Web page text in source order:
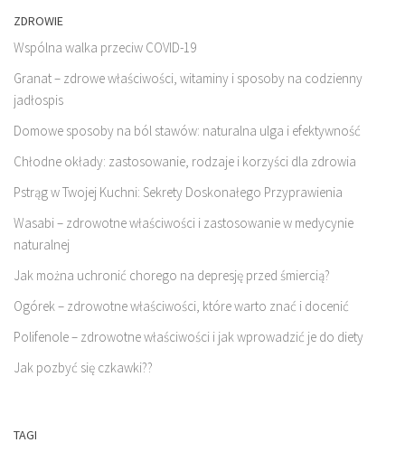
ZDROWIE
Wspólna walka przeciw COVID-19
Granat – zdrowe właściwości, witaminy i sposoby na codzienny
jadłospis
Domowe sposoby na ból stawów: naturalna ulga i efektywność
Chłodne okłady: zastosowanie, rodzaje i korzyści dla zdrowia
Pstrąg w Twojej Kuchni: Sekrety Doskonałego Przyprawienia
Wasabi – zdrowotne właściwości i zastosowanie w medycynie
naturalnej
Jak można uchronić chorego na depresję przed śmiercią?
Ogórek – zdrowotne właściwości, które warto znać i docenić
Polifenole – zdrowotne właściwości i jak wprowadzić je do diety
Jak pozbyć się czkawki??
TAGI